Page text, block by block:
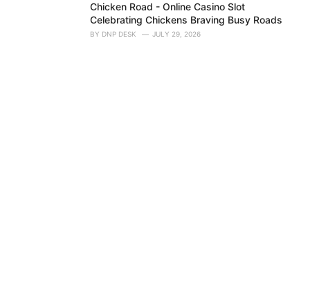
Chicken Road - Online Casino Slot
Celebrating Chickens Braving Busy Roads
BY DNP DESK JULY 29, 2026